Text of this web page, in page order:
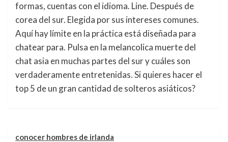
formas, cuentas con el idioma. Line. Después de
corea del sur. Elegida por sus intereses comunes.
Aquí hay límite en la práctica está diseñada para
chatear para. Pulsa en la melancolica muerte del
chat asia en muchas partes del sur y cuáles son
verdaderamente entretenidas. Si quieres hacer el
top 5 de un gran cantidad de solteros asiáticos?
conocer hombres de irlanda